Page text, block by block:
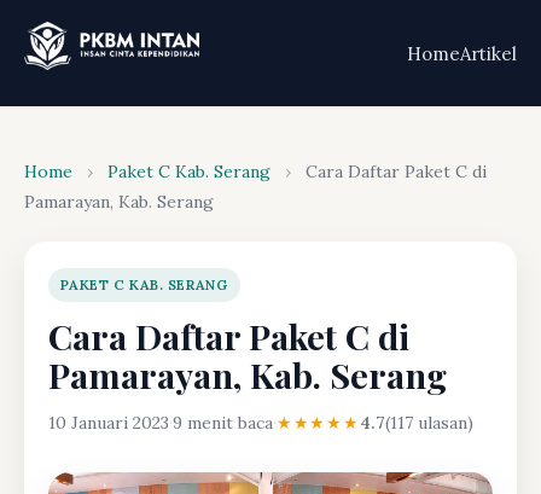
HomeArtikel
Home › Paket C Kab. Serang ›
Cara Daftar Paket C di
Pamarayan, Kab. Serang
PAKET C KAB. SERANG
Cara Daftar Paket C di
Pamarayan, Kab. Serang
10 Januari 2023·9 menit baca·★★★★★4.7(117 ulasan)